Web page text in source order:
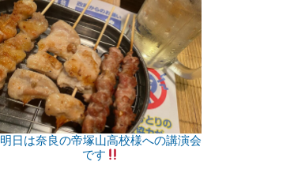
明日は奈良の帝塚山高校様への講演会
です